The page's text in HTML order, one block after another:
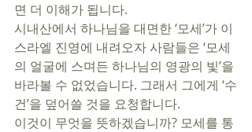
면 더 이해가 됩니다.
시내산에서 하나님을 대면한 ‘모세’가 이
스라엘 진영에 내려오자 사람들은 ‘모세
의 얼굴에 스며든 하나님의 영광의 빛’을
바라볼 수 없었습니다. 그래서 그에게 ‘수
건’을 덮어쓸 것을 요청합니다.
이것이 무엇을 뜻하겠습니까? 모세를 통